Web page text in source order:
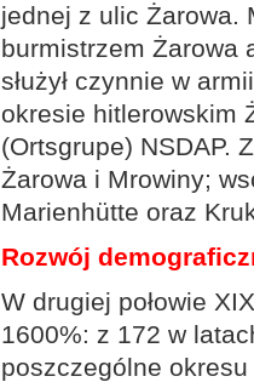
jednej z ulic Żarowa.
burmistrzem Żarowa
służył czynnie w
okresie hitlerowskim
(Ortsgrupe) NSDAP.
Żarowa i Mrowiny;
Marienhütte oraz
Rozwój
W drugiej połowie
1600%: z 172 w
poszczególne